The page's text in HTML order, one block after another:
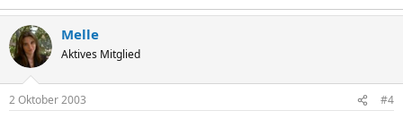
Melle
Aktives Mitglied
2 Oktober 2003 #4